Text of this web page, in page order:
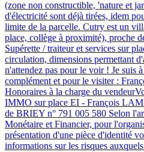
(zone non constructible, 'nature et
d'électricité sont déjà tirées, idem
limite de la parcelle. Cutry est un
place, collège à proximité), proche
Supérette / traiteur et services sur
circulation, dimensions permettant
n'attendez pas pour le voir ! Je suis
complément et pour le visiter :
Honoraires à la charge du
IMMO sur place EI - François
de BRIEY n° 791 005 580 Selon
Monétaire et Financier, pour
présentation d'une pièce d'identité
informations sur les risques